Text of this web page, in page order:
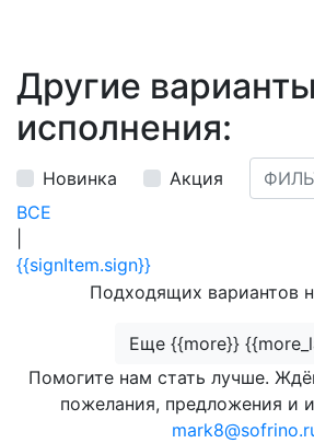
Другие варианты
исполнения:
Новинка
Акция
ВСЕ
{{signItem.sign}}
Подходящих вариантов
Еще {{more}}
Помогите нам стать лучше.
пожелания, предложения и